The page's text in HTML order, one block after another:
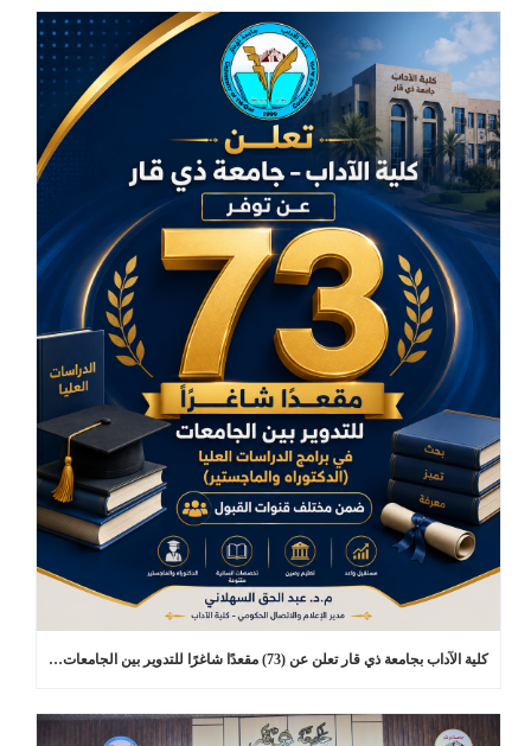
كلية الآداب بجامعة ذي قار تعلن عن (73) مقعدًا شاغرًا للتدوير بين الجامعات في برامج الدراسات العليا